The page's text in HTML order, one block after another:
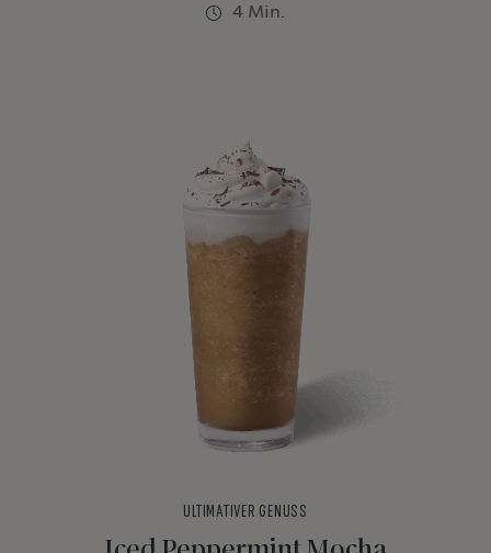
4 Min.
ULTIMATIVER GENUSS